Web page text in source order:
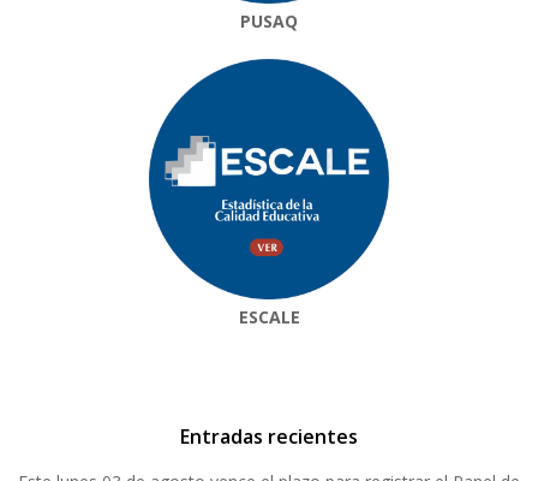
PUSAQ
ESCALE
Entradas recientes